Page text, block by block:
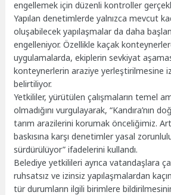
engellemek için düzenli kontroller
Yapılan denetimlerde yalnızca mevcut
oluşabilecek yapılaşmalar da daha
engelleniyor. Özellikle kaçak
uygulamalarda, ekiplerin sevkiyat
konteynerlerin araziye yerleştirilmesine
belirtiliyor.
Yetkililer, yürütülen çalışmaların temel
olmadığını vurgulayarak, “Kandıra’nın
tarım arazilerini korumak önceliğimiz.
baskısına karşı denetimler yasal
sürdürülüyor” ifadelerini kullandı.
Belediye yetkilileri ayrıca vatandaşlara
ruhsatsız ve izinsiz yapılaşmalardan
tür durumların ilgili birimlere